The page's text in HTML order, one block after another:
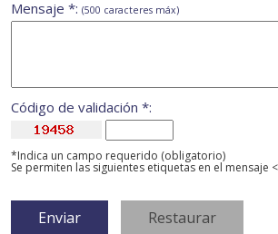
Mensaje *: (500 caracteres máx)
Código de validación *:
*Indica un campo requerido (obligatorio)
Se permiten las siguientes etiquetas en el mensaje